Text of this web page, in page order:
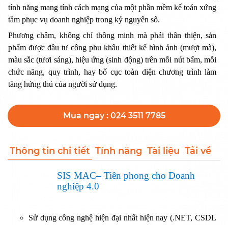
tính năng mang tính cách mạng của một phần mềm kế toán xứng
tầm phục vụ doanh nghiệp trong kỷ nguyên số.
Phương châm, không chỉ thông minh mà phải thân thiện, sản
phẩm được đầu tư công phu khâu thiết kế hình ảnh (mượt mà),
màu sắc (tươi sáng), hiệu ứng (sinh động) trên mỗi nút bấm, mỗi
chức năng, quy trình, hay bố cục toàn diện chương trình làm
tăng hứng thú của người sử dụng.
Mua ngay : 024 3511 7785
Thông tin chi tiết Tính năng Tài liệu Tải về
SIS MAC– Tiên phong cho Doanh
nghiệp 4.0
Sử dụng công nghệ hiện đại nhất hiện nay (.NET, CSDL